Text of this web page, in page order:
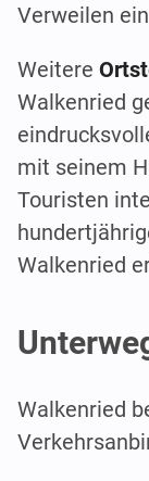
Verweilen
Weitere
Walkenried
mit seinem
Touristen
Walkenried
Walkenried